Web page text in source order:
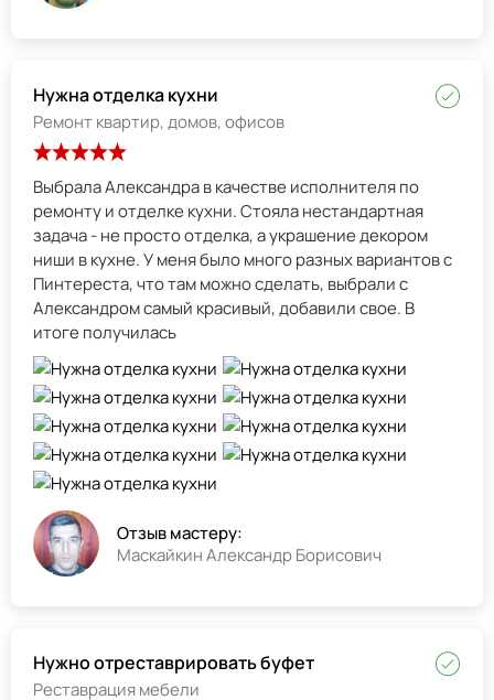
Нужна отделка кухни
Ремонт квартир, домов, офисов
Выбрала Александра в качестве исполнителя по
ремонту и отделке кухни. Стояла нестандартная
задача - не просто отделка, а украшение декором
ниши в кухне. У меня было много разных вариантов с
Пинтереста, что там можно сделать, выбрали с
Александром самый красивый, добавили свое. В
итоге получилась
Отзыв мастеру:
Маскайкин Александр Борисович
Нужно отреставрировать буфет
Реставрация мебели